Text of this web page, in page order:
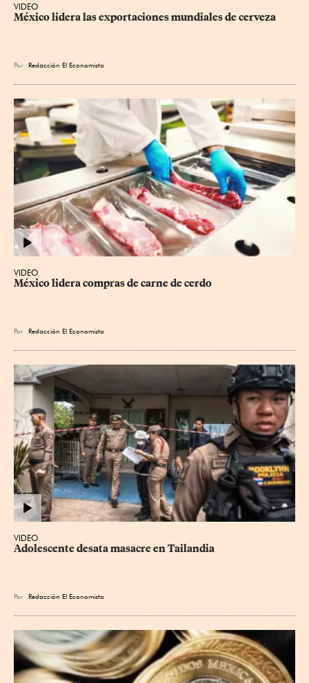
VIDEO
México lidera las exportaciones mundiales de cerveza
Por Redacción El Economista
VIDEO
México lidera compras de carne de cerdo
Por Redacción El Economista
VIDEO
Adolescente desata masacre en Tailandia
Por Redacción El Economista